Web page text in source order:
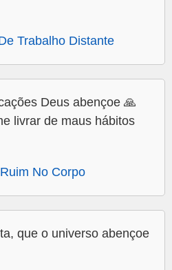
Trabalho Distante
Deus abençoe 🙏
livrar de maus hábitos
No Corpo
que o universo abençoe